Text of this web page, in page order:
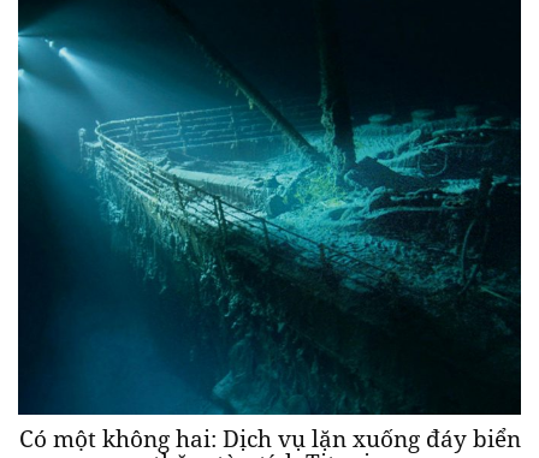
Có một không hai: Dịch vụ lặn xuống đáy biển